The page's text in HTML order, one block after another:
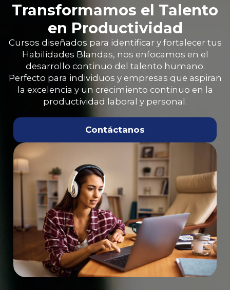
Transformamos el Talento
en Productividad
Cursos diseñados para identificar y fortalecer tus
Habilidades Blandas, nos enfocamos en el
desarrollo continuo del talento humano.
Perfecto para individuos y empresas que aspiran
la excelencia y un crecimiento continuo en la
productividad laboral y personal.
Contáctanos